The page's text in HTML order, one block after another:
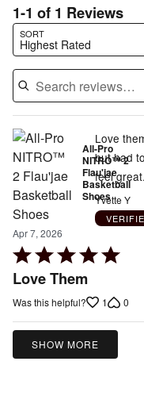
1-1 of 1 Reviews
SORT
Highest Rated
Search reviews…
All-Pro
NITRO™ 2
Flau'jae
Basketball
Shoes
Apr 7, 2026
Rated
5
of
5
Love Them
Love
but had
feel great.
Yvette Y
Was this helpful? 1 0
SHOW MORE